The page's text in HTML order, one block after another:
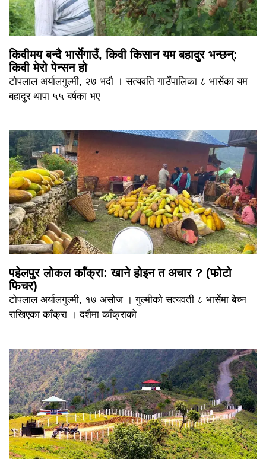
किवीमय बन्दै भार्सेगाउँ, किवी किसान यम बहादुर भन्छन्:
किवी मेरो पेन्सन हो
टोपलाल अर्यालगुल्मी, २७ भदौ । सत्यवति गाउँपालिका ८ भार्सेका यम
बहादुर थापा ५५ बर्षका भए
पहेलपुर लोकल काँक्रा: खाने होइन त अचार ? (फोटो
फिचर)
टोपलाल अर्यालगुल्मी, १७ असोज । गुल्मीको सत्यवती ८ भार्सेमा बेच्न
राखिएका काँक्रा । दशैमा काँक्राको